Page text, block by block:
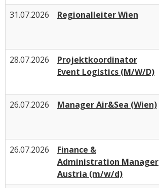
31.07.2026 Regionalleiter Wien
28.07.2026
Projektkoordinator
Event Logistics (M/W/D)
26.07.2026
Manager Air&Sea (Wien)
26.07.2026
Finance &
Administration Manager
Austria (m/w/d)